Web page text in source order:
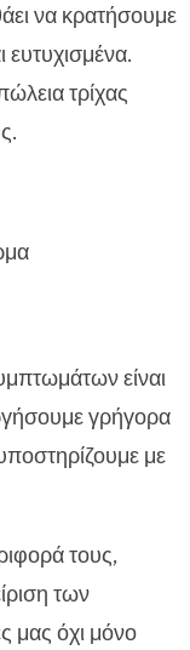
να κρατήσουμε
ευτυχισμένα.
τρίχας
είναι
γρήγορα
με
τους,
των
μας όχι μόνο